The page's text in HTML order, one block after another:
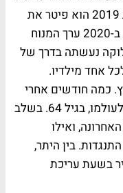
הצוואה נישא המנוח לזוגתו, ובתחילת 2019 הוא פיטר את
הנהג שלו אחרי 25 שנה שעבד אצלו. ב-2020 ערך המנוח
נעשתה בדרך של
אחד מילדיו.
כמה חודשים אחרי
עריכת הצוואה המאוחרת הלך המנוח לעולמו, בגיל 64. בשלב
ואילו
בין היתר,
בשעת עריכת